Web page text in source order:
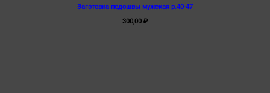
Заготовка подошвы мужская р.40-47
300,00 ₽